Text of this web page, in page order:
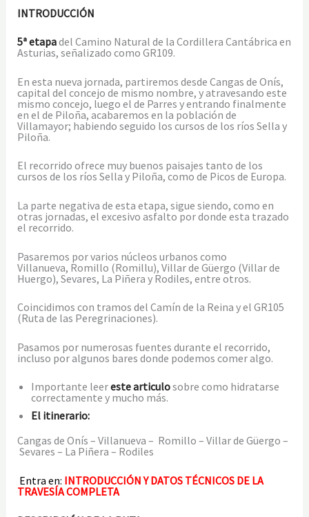
INTRODUCCIÓN
5ª etapadel Camino Natural de la Cordillera Cantábrica en
Asturias, señalizado como GR109.
En esta nueva jornada, partiremos desde Cangas de Onís,
capital del concejo de mismo nombre, y atravesando este
mismo concejo, luego el de Parres y entrando finalmente
en el de Piloña, acabaremos en la población de
Villamayor; habiendo seguido los cursos de los ríos Sella y
Piloña.
El recorrido ofrece muy buenos paisajes tanto de los
cursos de los ríos Sella y Piloña, como de Picos de Europa.
La parte negativa de esta etapa, sigue siendo, como en
otras jornadas, el excesivo asfalto por donde esta trazado
el recorrido.
Pasaremos por varios núcleos urbanos como
Villanueva, Romillo (Romillu), Villar de Güergo (Villar de
Huergo), Sevares, La Piñera y Rodiles, entre otros.
Coincidimos con tramos del Camín de la Reina y el GR105
(Ruta de las Peregrinaciones).
Pasamos por numerosas fuentes durante el recorrido,
incluso por algunos bares donde podemos comer algo.
Importante leereste articulosobre como hidratarse
correctamente y mucho más.
El itinerario:
Cangas de Onís – Villanueva – Romillo – Villar de Güergo –
Sevares – La Piñera – Rodiles
Entra en: INTRODUCCIÓN Y DATOS TÉCNICOS DE LA
TRAVESÍA COMPLETA